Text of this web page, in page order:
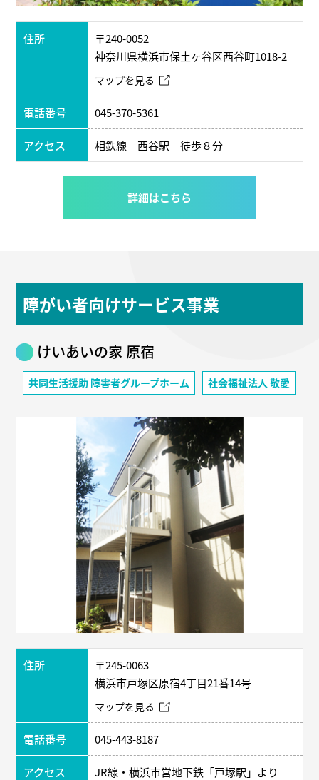
住所
〒240-0052
神奈川県横浜市保土ヶ谷区西谷町1018-2
マップを見る
電話番号 045-370-5361
アクセス 相鉄線 西谷駅 徒歩８分
詳細はこちら
障がい者向けサービス事業
けいあいの家 原宿
共同生活援助 障害者グループホーム 社会福祉法人 敬愛
住所
〒245-0063
横浜市戸塚区原宿4丁目21番14号
マップを見る
電話番号 045-443-8187
アクセス
JR線・横浜市営地下鉄「戸塚駅」より